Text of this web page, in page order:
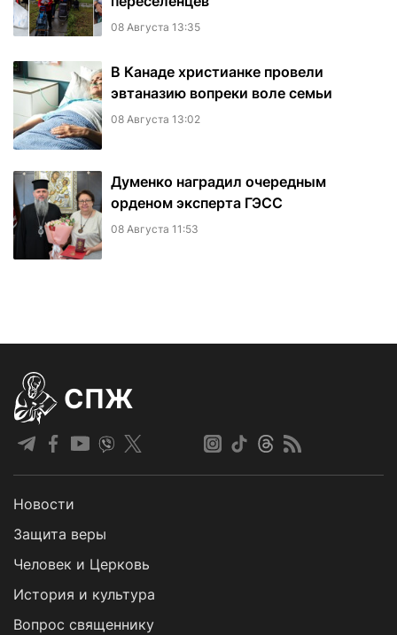
08 Августа 13:35
В Канаде христианке провели
эвтаназию вопреки воле семьи
08 Августа 13:02
Думенко наградил очередным
орденом эксперта ГЭСС
08 Августа 11:53
СПЖ
Новости
Защита веры
Человек и Церковь
История и культура
Вопрос священнику